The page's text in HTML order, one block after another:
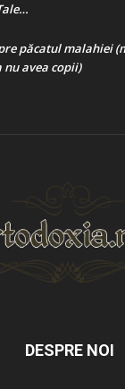
păcatul malahiei
nu avea copii)
DESPRE NOI